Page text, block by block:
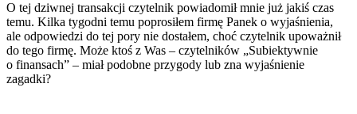
O tej dziwnej transakcji czytelnik powiadomił mnie już jakiś czas
temu. Kilka tygodni temu poprosiłem firmę Panek o wyjaśnienia,
ale odpowiedzi do tej pory nie dostałem, choć czytelnik upoważnił
do tego firmę. Może ktoś z Was – czytelników „Subiektywnie
o finansach” – miał podobne przygody lub zna wyjaśnienie
zagadki?